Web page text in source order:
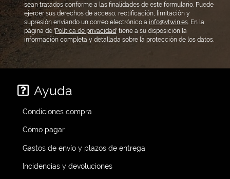
sean tratados conforme a las finalidades de este formulario. Puede
ejercer sus derechos de acceso, rectificación, limitación y
supresión enviando un correo electrónico a info@vtwin.es. En la
página de 'Política de privacidad' tiene a su disposición la
información completa y detallada sobre la protección de los datos.
Ayuda
Condiciones compra
Cómo pagar
Gastos de envío y plazos de entrega
Incidencias y devoluciones